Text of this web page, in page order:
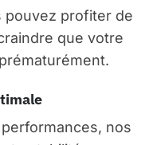
pouvez profiter de
que votre
nos